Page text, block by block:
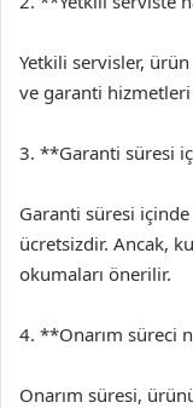
Yetkili servisler,
ve garanti hizmetleri
3. **Garanti süresi
Garanti süresi
ücretsizdir. Ancak,
okumaları önerilir.
4. **Onarım süreci
Onarım süresi,